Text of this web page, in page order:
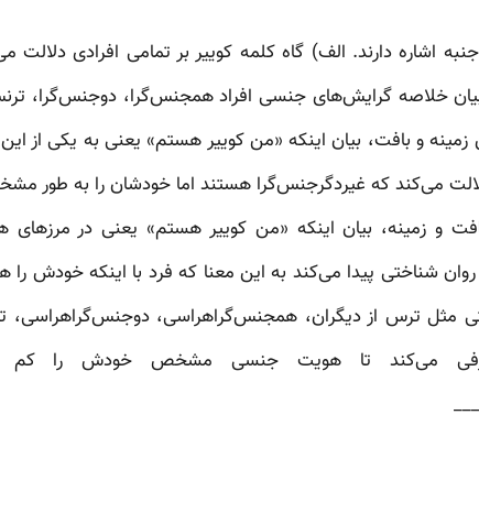
جنبه اشاره دارند. الف) گاه کلمه کوییر بر تمامی افرادی
خلاصه گرایش‌های جنسی افراد همجنس‌گرا، دوجنس‌گرا،
زمینه و بافت، بیان اینکه «من کوییر هستم» یعنی به یکی از
دلالت می‌کند که غیردگرجنس‌گرا هستند اما خودشان را به طور
و زمینه، بیان اینکه «من کوییر هستم» یعنی در
روان شناختی پیدا می‌کند به این معنا که فرد با اینکه خودش
مثل ترس از دیگران، همجنس‌گراهراسی،
می‌کند تا هویت جنسی مشخص خودش را کم